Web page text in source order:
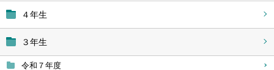
４年生
３年生
令和７年度